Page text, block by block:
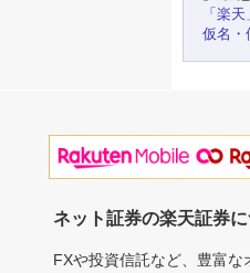
「楽
仮名・
ネット証券の楽天証券
FXや投資信託など、豊富